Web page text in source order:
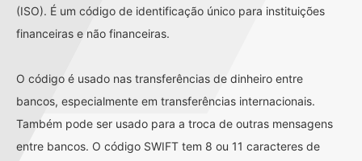
(ISO). É um código de identificação único para instituições
financeiras e não financeiras.
O código é usado nas transferências de dinheiro entre
bancos, especialmente em transferências internacionais.
Também pode ser usado para a troca de outras mensagens
entre bancos. O código SWIFT tem 8 ou 11 caracteres de